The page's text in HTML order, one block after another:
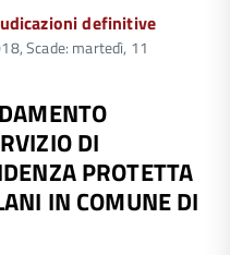
definitive
Scade: martedì, 11
DI
PROTETTA
IN COMUNE DI